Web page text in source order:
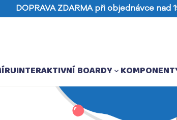
DOPRAVA ZDARMA při objednávce nad
INTERAKTIVNÍ BOARDY 